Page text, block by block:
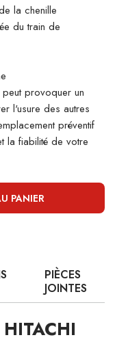
la chenille
du train de
provoquer un
l'usure des autres
préventif
la fiabilité de votre
PANIER
PIÈCES
JOINTES